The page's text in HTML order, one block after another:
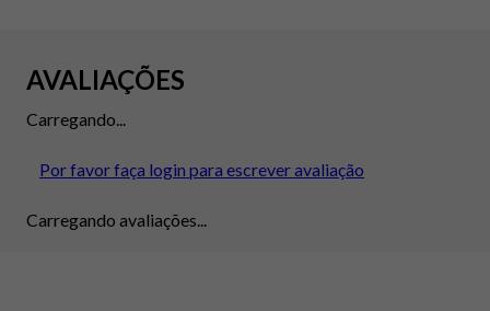
AVALIAÇÕES
Carregando...
Por favor faça login para escrever avaliação
Carregando avaliações...